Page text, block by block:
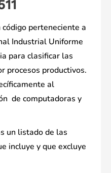
perteneciente a
Industrial Uniforme
para clasificar las
procesos productivos.
al
de computadoras y
un listado de las
incluye y que excluye